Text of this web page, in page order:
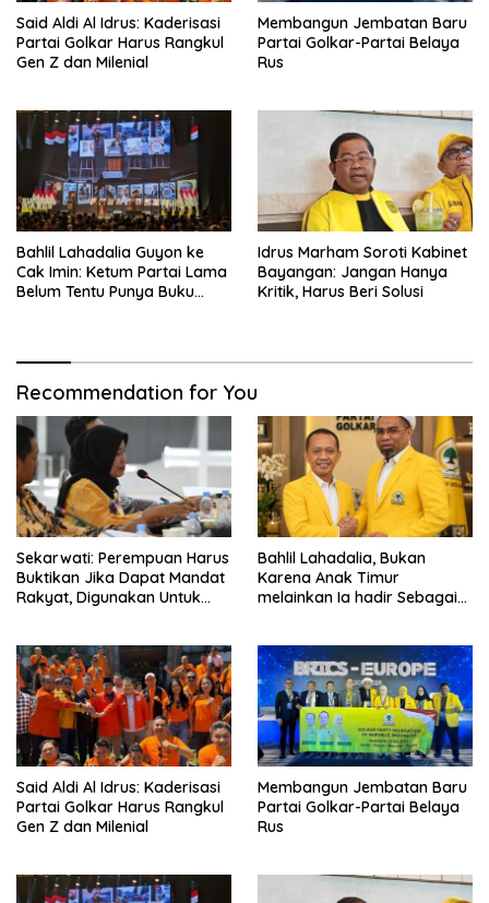
Said Aldi Al Idrus: Kaderisasi
Partai Golkar Harus Rangkul
Gen Z dan Milenial
Membangun Jembatan Baru
Partai Golkar-Partai Belaya
Rus
Bahlil Lahadalia Guyon ke
Cak Imin: Ketum Partai Lama
Belum Tentu Punya Buku
Idrus Marham Soroti Kabinet
Bayangan: Jangan Hanya
Kritik, Harus Beri Solusi
Recommendation for You
Sekarwati: Perempuan Harus
Buktikan Jika Dapat Mandat
Rakyat, Digunakan Untuk
Bahlil Lahadalia, Bukan
Karena Anak Timur
melainkan Ia hadir Sebagai
Said Aldi Al Idrus: Kaderisasi
Partai Golkar Harus Rangkul
Gen Z dan Milenial
Membangun Jembatan Baru
Partai Golkar-Partai Belaya
Rus